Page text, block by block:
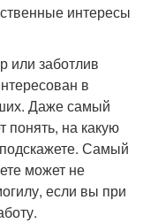
интересы
или заботлив
в
Даже самый
понять, на какую
Самый
может не
если вы при